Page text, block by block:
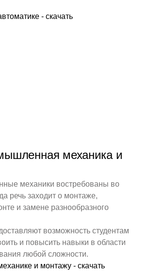
- скачать
механика и
механики востребованы во
речь заходит о монтаже,
и замене разнообразного
возможность студентам
и повысить навыки в области
любой сложности.
и монтажу - скачать